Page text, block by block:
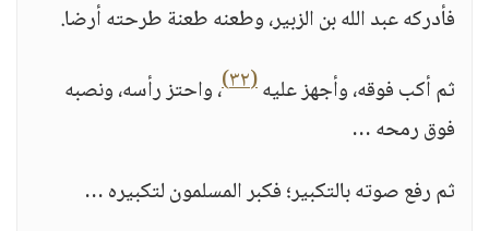
فأدركه عبد الله بن الزبير، وطعنه طعنة طرحته أرضا.
ثم أكب فوقه، وأجهز عليه(٣٢)
، واحتز رأسه، ونصبه
فوق رمحه …
ثم رفع صوته بالتكبير؛ فكبر المسلمون لتكبيره …